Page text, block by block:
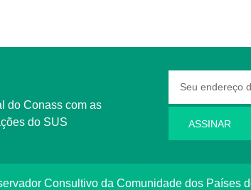
do SUS
ASSINAR
Consultivo da Comunidade dos Países